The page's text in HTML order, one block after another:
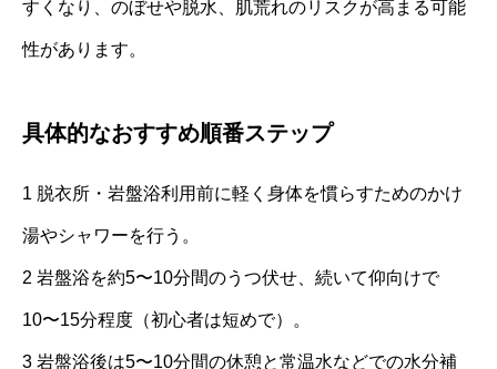
すくなり、のぼせや脱水、肌荒れのリスクが高まる可能
性があります。
具体的なおすすめ順番ステップ
1 脱衣所・岩盤浴利用前に軽く身体を慣らすためのかけ
湯やシャワーを行う。
2 岩盤浴を約5〜10分間のうつ伏せ、続いて仰向けで
10〜15分程度（初心者は短めで）。
3 岩盤浴後は5〜10分間の休憩と常温水などでの水分補